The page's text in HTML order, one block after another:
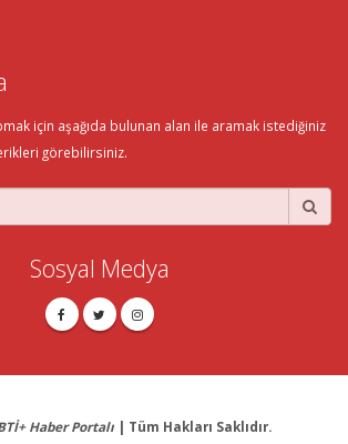
için aşağıda bulunan alan ile aramak istediğiniz
görebilirsiniz.
Sosyal Medya
Haber Portalı | Tüm Hakları Saklıdır.